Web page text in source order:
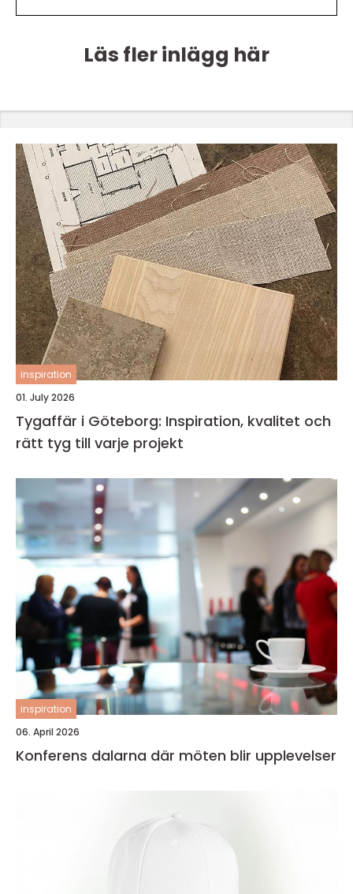
Läs fler inlägg här
inspiration
01. July 2026
Tygaffär i Göteborg: Inspiration, kvalitet och
rätt tyg till varje projekt
inspiration
06. April 2026
Konferens dalarna där möten blir upplevelser